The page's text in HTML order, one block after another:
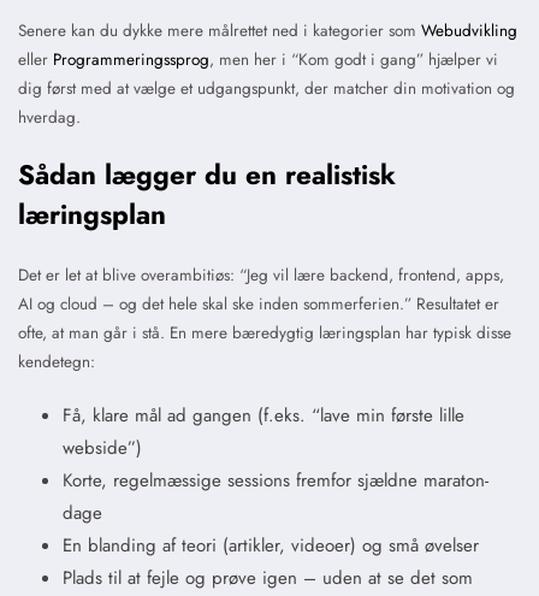
Senere kan du dykke mere målrettet ned i kategorier som Webudvikling
eller Programmeringssprog, men her i “Kom godt i gang” hjælper vi
dig først med at vælge et udgangspunkt, der matcher din motivation og
hverdag.
Sådan lægger du en realistisk
læringsplan
Det er let at blive overambitiøs: “Jeg vil lære backend, frontend, apps,
AI og cloud – og det hele skal ske inden sommerferien.” Resultatet er
ofte, at man går i stå. En mere bæredygtig læringsplan har typisk disse
kendetegn:
Få, klare mål ad gangen (f.eks. “lave min første lille
webside”)
Korte, regelmæssige sessions fremfor sjældne maraton-
dage
En blanding af teori (artikler, videoer) og små øvelser
Plads til at fejle og prøve igen – uden at se det som